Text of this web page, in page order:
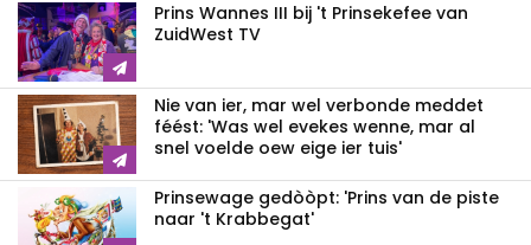
Prins Wannes III bij 't Prinsekefee van
ZuidWest TV
Nie van ier, mar wel verbonde meddet
féést: 'Was wel evekes wenne, mar al
snel voelde oew eige ier tuis'
Prinsewage gedòòpt: 'Prins van de piste
naar 't Krabbegat'